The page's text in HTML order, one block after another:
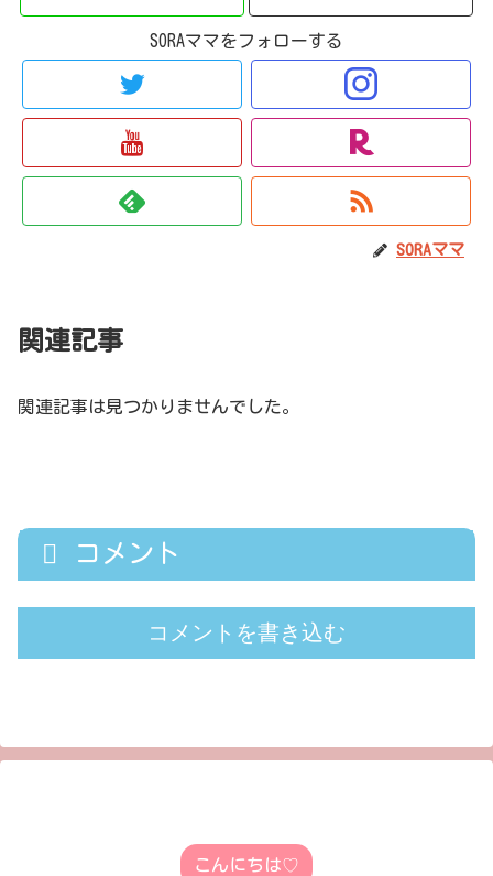
SORAママをフォローする
SORAママ
関連記事
関連記事は見つかりませんでした。
コメント
コメントを書き込む
こんにちは♡